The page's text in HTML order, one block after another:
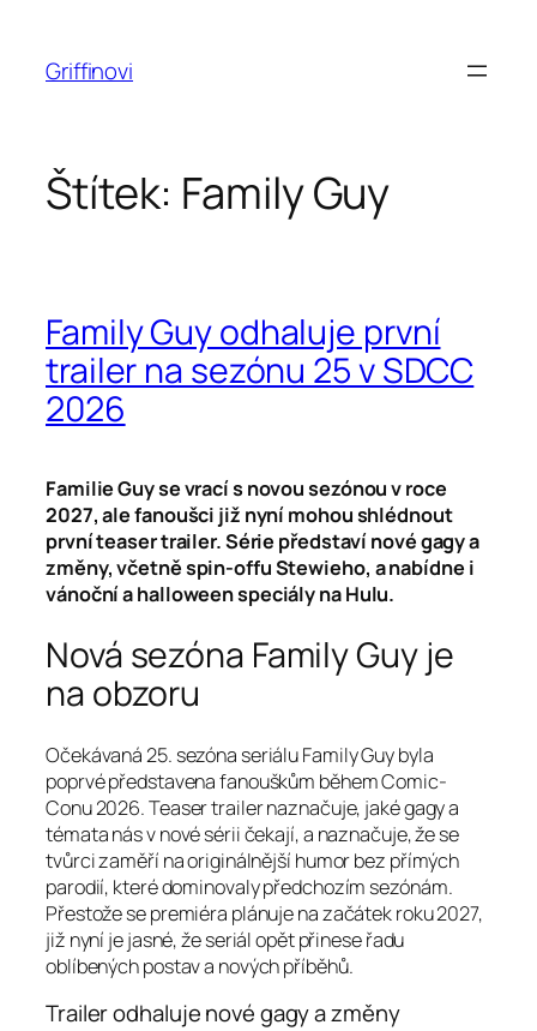
obsahGriffinovi
Štítek: Family Guy
Family Guy odhaluje první
trailer na sezónu 25 v SDCC
2026
Familie Guy se vrací s novou sezónou v roce
2027, ale fanoušci již nyní mohou shlédnout
první teaser trailer. Série představí nové gagy a
změny, včetně spin-offu Stewieho, a nabídne i
vánoční a halloween speciály na Hulu.
Nová sezóna Family Guy je
na obzoru
Očekávaná 25. sezóna seriálu Family Guy byla
poprvé představena fanouškům během Comic-
Conu 2026. Teaser trailer naznačuje, jaké gagy a
témata nás v nové sérii čekají, a naznačuje, že se
tvůrci zaměří na originálnější humor bez přímých
parodií, které dominovaly předchozím sezónám.
Přestože se premiéra plánuje na začátek roku 2027,
již nyní je jasné, že seriál opět přinese řadu
oblíbených postav a nových příběhů.
Trailer odhaluje nové gagy a změny